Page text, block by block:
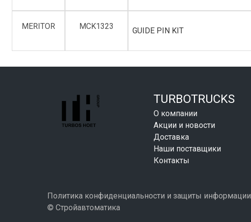
MERITOR MCK1323 GUIDE PIN KIT
TURBOTRUCKS
О компании
Акции и новости
Доставка
Наши поставщики
Контакты
Политика конфиденциальности и защиты информации
© Стройавтоматика